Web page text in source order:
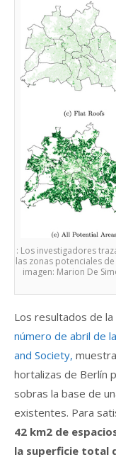
: Los investigadores
las zonas potenciales
imagen: Marion De
Los resultados de
número de abril de
and Society,
hortalizas de Berlín
sobras la base de
existentes. Para
42 km2 de
la superficie total